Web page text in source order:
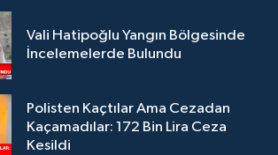
Vali Hatipoğlu Yangın Bölgesinde
İncelemelerde Bulundu
Polisten Kaçtılar Ama Cezadan
Kaçamadılar: 172 Bin Lira Ceza
Kesildi